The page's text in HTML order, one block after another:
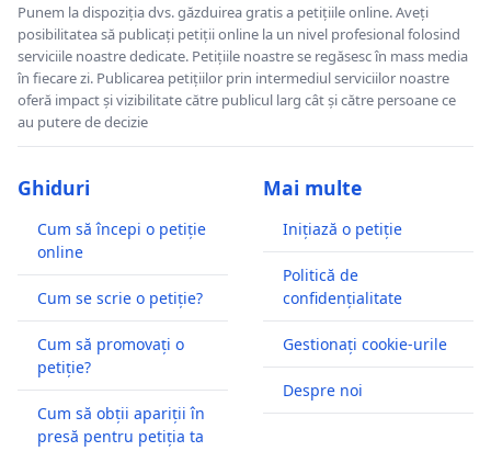
Punem la dispoziția dvs. găzduirea gratis a petițiile online. Aveți
posibilitatea să publicați petiții online la un nivel profesional folosind
serviciile noastre dedicate. Petițiile noastre se regăsesc în mass media
în fiecare zi. Publicarea petițiilor prin intermediul serviciilor noastre
oferă impact și vizibilitate către publicul larg cât și către persoane ce
au putere de decizie
Ghiduri
Cum să începi o petiție
online
Cum se scrie o petiție?
Cum să promovați o
petiție?
Cum să obții apariții în
presă pentru petiția ta
Mai multe
Inițiază o petiție
Politică de
confidențialitate
Gestionați cookie-urile
Despre noi